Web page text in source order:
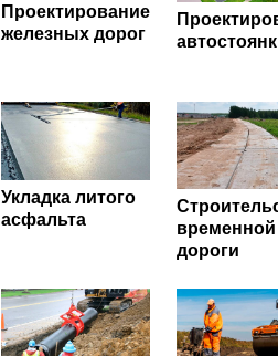
Проектирование
железных дорог
Укладка литого
асфальта
временной
дороги